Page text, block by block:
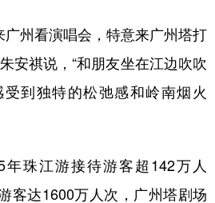
广州看演唱会，特意来广州塔打
安祺说，“和朋友坐在江边吹吹
到独特的松弛感和岭南烟火
年珠江游接待游客超142万人
客达1600万人次，广州塔剧场